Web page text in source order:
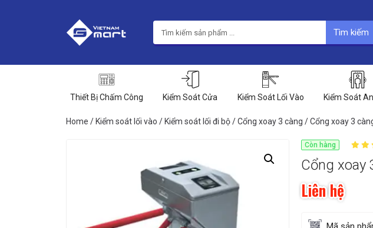
Tìm kiếm
Thiết Bị Chấm Công Kiểm Soát Cửa Kiểm Soát Lối Vào Kiểm Soát
Home / Kiểm soát lối vào / Kiểm soát lối đi bộ/Cổng xoay 3 càng / Cổng xoay 3
Còn hàng
Cổng xoay
Liên hệ